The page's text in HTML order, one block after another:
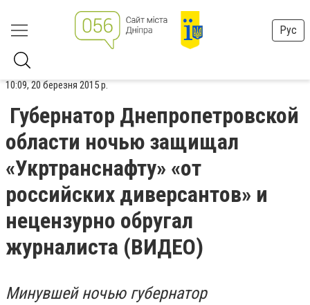
Рус
10:09, 20 березня 2015 р.
Губернатор Днепропетровской
области ночью защищал
«Укртранснафту» «от
российских диверсантов» и
нецензурно обругал
журналиста (ВИДЕО)
Минувшей ночью губернатор